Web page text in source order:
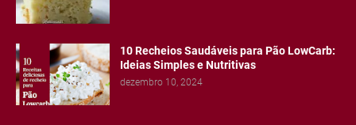
10 Recheios Saudáveis para Pão LowCarb:
Ideias Simples e Nutritivas
dezembro 10, 2024